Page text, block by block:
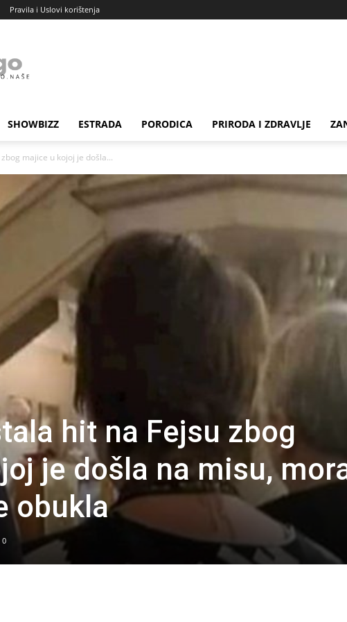
Pravila i Uslovi korištenja
SHOWBIZZ ESTRADA PORODICA PRIRODA I ZDRAVLJE
majice u kojoj je došla...
hit na Fejsu zbog
je došla na misu,
obukla
0